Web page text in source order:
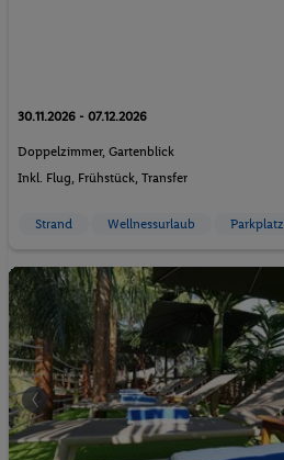
30.11.2026 - 07.12.2026
Doppelzimmer, Gartenblick
Inkl. Flug, Frühstück, Transfer
Strand Wellnessurlaub Parkplatz